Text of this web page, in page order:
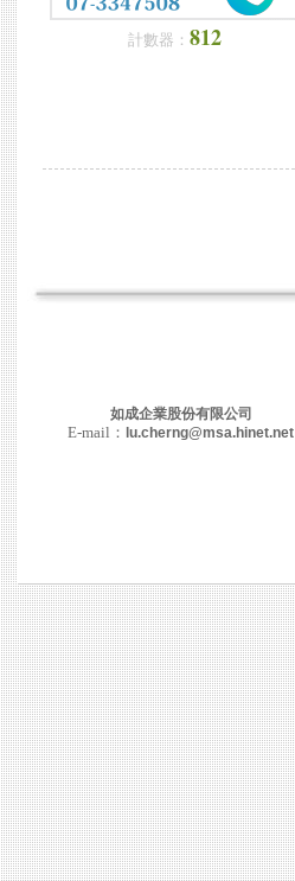
計數器： 812
如成企業股份有限公司
E-mail： lu.cherng@msa.hinet.net